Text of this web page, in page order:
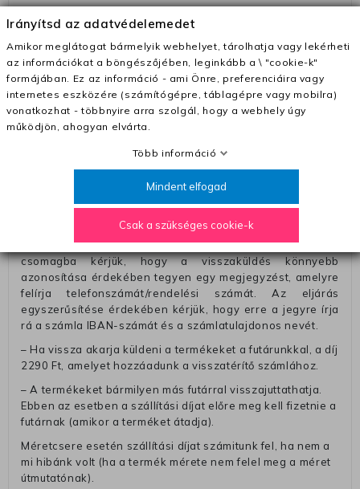
munkanapon belül a megrendelés e-mailben / sms-ben
történő megerősítésétől számítva
– Szállítás 1700 Ft (+400 Ft utánvéttel)
– Ingyenes szállítás 31600 Ft feletti megrendeléseknél
(+400 Ft utánvétte)
– A kapott termék cseréjéért 3780 Ft szállítási díjat
számolunk fel (oda -vissza út)
Pénzvisszatérítés:
A pénz visszatérítéséhez küldjük a futárt, hogy vegye át
elküldheti. Olyan utávéttel küldött csomagot, melyne
értéke eltér 0 FT-tól, nem fogadunk el. A futárnak átadott
csomagba kérjük, hogy a visszaküldés könnyebb
azonosítása érdekében tegyen egy megjegyzést, amelyre
felírja telefonszámát/rendelési számát. Az eljárás
egyszerűsítése érdekében kérjük, hogy erre a jegyre írja
rá a számla IBAN-számát és a számlatulajdonos nevét.
– Ha vissza akarja küldeni a termékeket a futárunkkal, a díj
2290 Ft, amelyet hozzáadunk a visszatérítő számlához.
– A termékeket bármilyen más futárral visszajuttathatja.
Ebben az esetben a szállítási díjat előre meg kell fizetnie a
futárnak (amikor a terméket átadja).
Méretcsere esetén szállítási díjat számitunk fel, ha nem a
mi hibánk volt (ha a termék mérete nem felel meg a méret
útmutatónak).
Irányítsd az adatvédelemedet
Amikor meglátogat bármelyik webhelyet, tárolhatja vagy lekérheti
az információkat a böngészőjében, leginkább a \ "cookie-k"
formájában. Ez az információ - ami Önre, preferenciáira vagy
internetes eszközére (számítógépre, táblagépre vagy mobilra)
vonatkozhat - többnyire arra szolgál, hogy a webhely úgy
működjön, ahogyan elvárta.
Több információ
Mindent elfogad
Csak a szükséges cookie-k